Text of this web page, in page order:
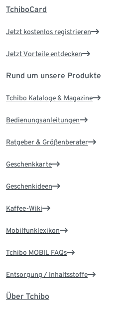
TchiboCard
Jetzt kostenlos registrieren
Jetzt Vorteile entdecken
Rund um unsere Produkte
Tchibo Kataloge & Magazine
Bedienungsanleitungen
Ratgeber & Größenberater
Geschenkkarte
Geschenkideen
Kaffee-Wiki
Mobilfunklexikon
Tchibo MOBIL FAQs
Entsorgung / Inhaltsstoffe
Über Tchibo